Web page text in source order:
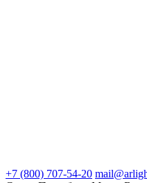
+7 (800) 707-54-20